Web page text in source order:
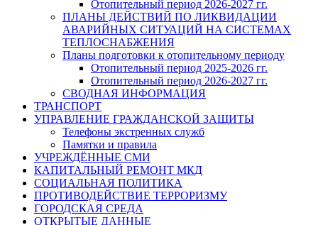
Отопительный период 2026-2027 гг.
ПЛАНЫ ДЕЙСТВИЙ ПО ЛИКВИДАЦИИ
АВАРИЙНЫХ СИТУАЦИЙ НА СИСТЕМАХ
ТЕПЛОСНАБЖЕНИЯ
Планы подготовки к отопительному периоду
Отопительный период 2025-2026 гг.
Отопительный период 2026-2027 гг.
СВОДНАЯ ИНФОРМАЦИЯ
ТРАНСПОРТ
УПРАВЛЕНИЕ ГРАЖДАНСКОЙ ЗАЩИТЫ
Телефоны экстренных служб
Памятки и правила
УЧРЕЖДЁННЫЕ СМИ
КАПИТАЛЬНЫЙ РЕМОНТ МКД
СОЦИАЛЬНАЯ ПОЛИТИКА
ПРОТИВОДЕЙСТВИЕ ТЕРРОРИЗМУ
ГОРОДСКАЯ СРЕДА
ОТКРЫТЫЕ ДАННЫЕ